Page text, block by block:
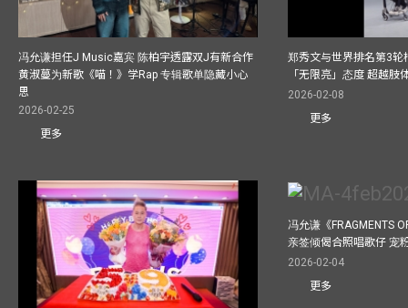
冯允谦担任J Music嘉宾 陈柏宇透露双J有新合作
黄淑蔓为新歌《喵！》学Rap 专辑歌单隐藏小心
思
2026-02-25
更多
郑秀文与世界排名第3轮
「无限亮」态度 超越肢
2026-02-08
更多
冯允谦《FRAGMENTS
亲签倾偈合照唱歌仔 宠
2026-02-04
更多